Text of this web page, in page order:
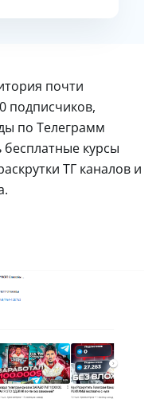
почти
подписчиков,
по Телеграмм
бесплатные курсы
ТГ каналов и